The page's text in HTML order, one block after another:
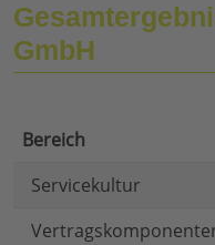
GmbH
Bereich
Servicekultur